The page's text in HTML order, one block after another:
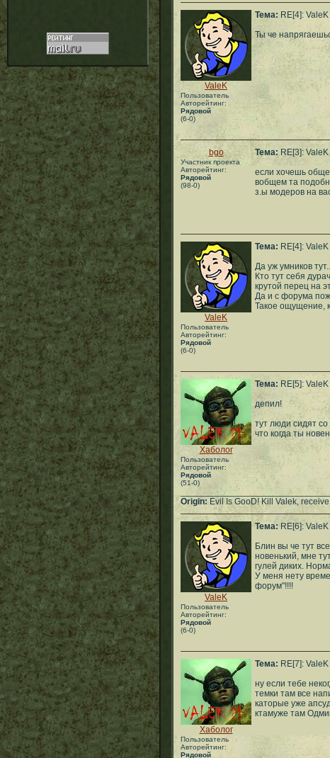
ValeK
Пользователь
Авторейтинг:
Рядовой
(6-0)
Тема: RE[4]: ValeK
Ты че
bgo
Участник проекта
Авторейтинг:
Рядовой
(98-0)
Тема: RE[3]: ValeK
если хочешь
вобщем та
з.ы модеров на
ValeK
Пользователь
Авторейтинг:
Рядовой
(6-0)
Тема: RE[4]: ValeK
Да уж умников
Кто тут себя
крутой перец на
Да и с форума
Такое ощущение,
Хаболог
Пользователь
Авторейтинг:
Рядовой
(51-0)
Тема: RE[5]: ValeK
депил!
тут люди сидят
что когда ты
Origin: Evil Is GooD! Kill Valek,
ValeK
Пользователь
Авторейтинг:
Рядовой
(6-0)
Тема: RE[6]: ValeK
Блин вы че тут
новенький, мне
гулей диких.
У меня нету
форум"!!!!
Хаболог
Пользователь
Авторейтинг:
Рядовой
Тема: RE[7]: ValeK
ну если тебе
темки там все
каторые уже
ктамуже там